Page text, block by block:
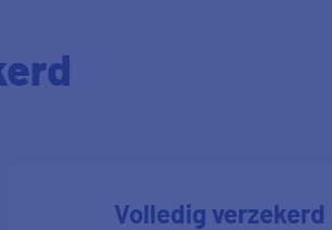
Volledig verzekerd